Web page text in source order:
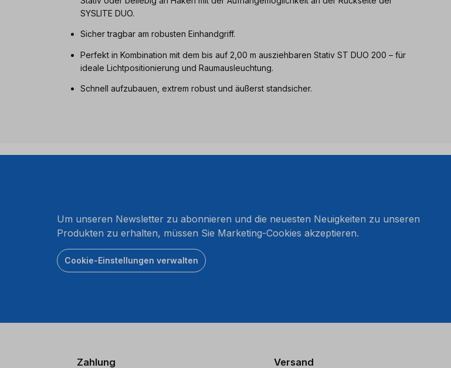
SYSLITE DUO.
Sicher tragbar am robusten Einhandgriff.
Perfekt in Kombination mit dem bis auf 2,00 m ausziehbaren Stativ ST DUO 200 – für
ideale Lichtpositionierung und Raumausleuchtung.
Schnell aufzubauen, extrem robust und äußerst standsicher.
Um unseren Newsletter zu abonnieren und die neuesten Neuigkeiten zu unseren
Produkten zu erhalten, müssen Sie Marketing-Cookies akzeptieren.
Cookie-Einstellungen verwalten
Zahlung Versand